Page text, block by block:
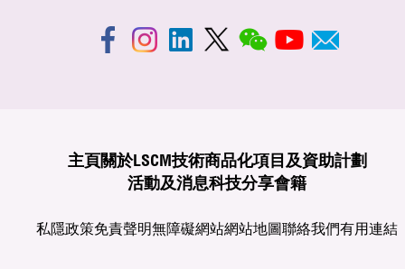
主頁 關於LSCM技術商品化項目及資助計劃
活動及消息科技分享會籍
私隱政策免責聲明無障礙網站網站地圖聯絡我們有用連結